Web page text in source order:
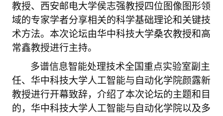
教授、西安邮电大学侯志强教授四位图像图形领
域的专家学者分享相关的科学基础理论和关键技
术方法。本次论坛由华中科技大学桑农教授和高
常鑫教授进行主持。
多谱信息智能处理技术全国重点实验室副主
任、华中科技大学人工智能与自动化学院颜露新
教授进行开幕致辞，介绍了本次论坛的主题和目
的，华中科技大学人工智能与自动化学院以及多